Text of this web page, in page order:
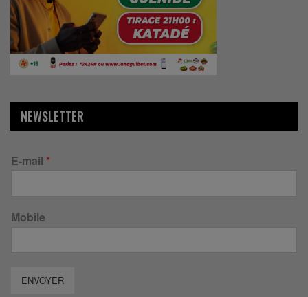
NEWSLETTER
E-mail *
Mobile
ENVOYER